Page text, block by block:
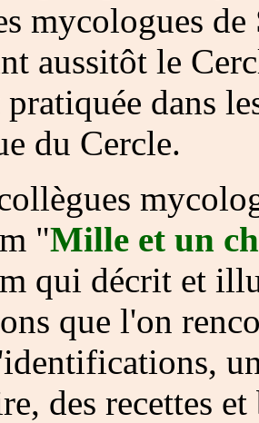
mycologues
aussitôt le
dans
du Cercle.
"Mille et un
qui décrit et
que l'on
des recettes